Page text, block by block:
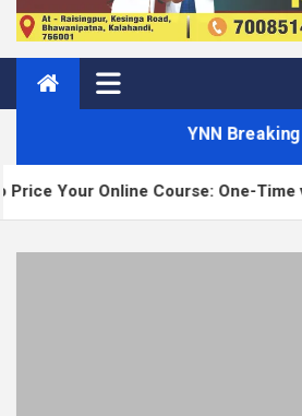
YNN Breaking
Course: One-Time vs